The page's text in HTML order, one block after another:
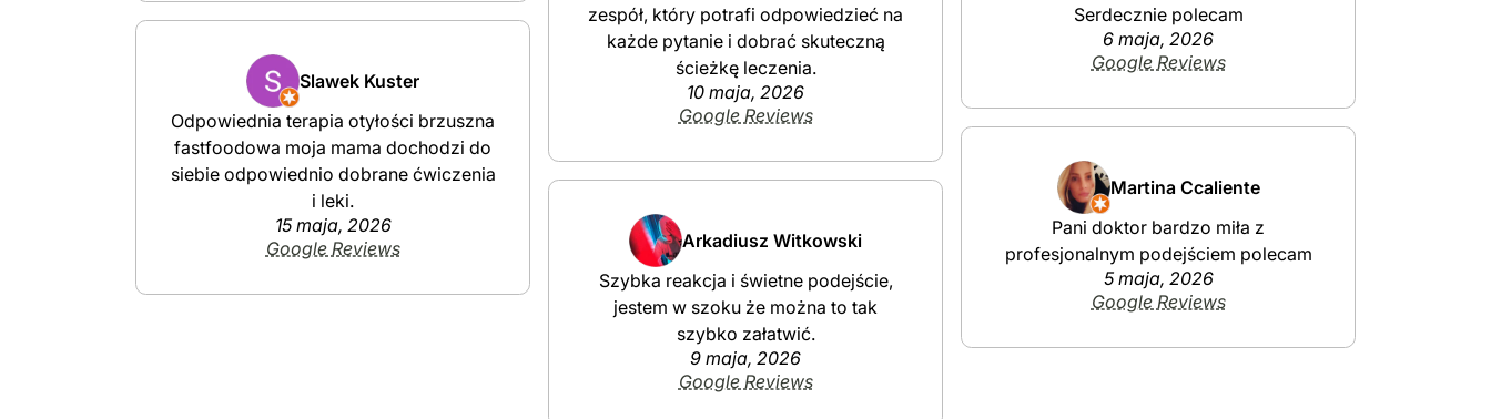
Slawek Kuster
Odpowiednia terapia otyłości brzuszna
fastfoodowa moja mama dochodzi do
siebie odpowiednio dobrane ćwiczenia
i leki.
15 maja, 2026
Google Reviews
zespół, który potrafi odpowiedzieć na
każde pytanie i dobrać skuteczną
ścieżkę leczenia.
10 maja, 2026
Google Reviews
Arkadiusz Witkowski
Szybka reakcja i świetne podejście,
jestem w szoku że można to tak
szybko załatwić.
9 maja, 2026
Google Reviews
Serdecznie polecam
6 maja, 2026
Google Reviews
Martina Ccaliente
Pani doktor bardzo miła z
profesjonalnym podejściem polecam
5 maja, 2026
Google Reviews